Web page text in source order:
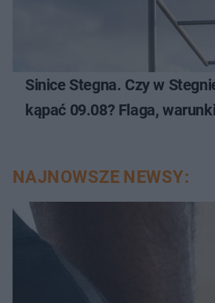
Sinice Stegna. Czy w
kąpać 09.08? Flaga,
NAJNOWSZE NEWSY: